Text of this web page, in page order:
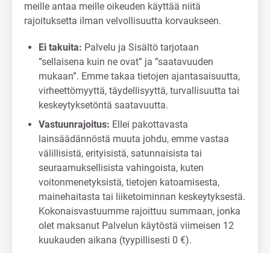
meille antaa meille oikeuden käyttää niitä
rajoituksetta ilman velvollisuutta korvaukseen.
Ei takuita: Palvelu ja Sisältö tarjotaan
”sellaisena kuin ne ovat” ja ”saatavuuden
mukaan”. Emme takaa tietojen ajantasaisuutta,
virheettömyyttä, täydellisyyttä, turvallisuutta tai
keskeytyksetöntä saatavuutta.
Vastuunrajoitus: Ellei pakottavasta
lainsäädännöstä muuta johdu, emme vastaa
välillisistä, erityisistä, satunnaisista tai
seuraamuksellisista vahingoista, kuten
voitonmenetyksistä, tietojen katoamisesta,
mainehaitasta tai liiketoiminnan keskeytyksestä.
Kokonaisvastuumme rajoittuu summaan, jonka
olet maksanut Palvelun käytöstä viimeisen 12
kuukauden aikana (tyypillisesti 0 €).